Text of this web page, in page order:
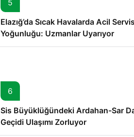
5
Elazığ’da Sıcak Havalarda Acil Servis
Yoğunluğu: Uzmanlar Uyarıyor
6
Sis Büyüklüğündeki Ardahan-Sar
Geçidi Ulaşımı Zorluyor